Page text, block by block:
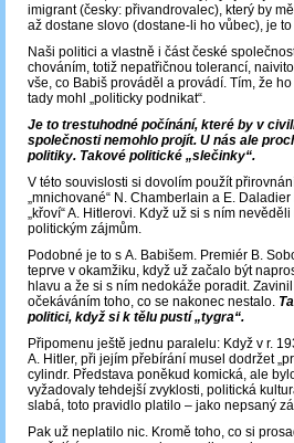
imigrant (česky: přivandrovalec), který by
až dostane slovo (dostane-li ho vůbec), je
Naši politici a vlastně i část české
chováním, totiž nepatřičnou tolerancí,
vše, co Babiš prováděl a provádí. Tím, že
tady mohl „politicky podnikat“.
Je to trestuhodné počínání, které by v
společnosti nemohlo projít. U nás ale
politiky. Takové politické „slečinky“.
V této souvislosti si dovolím použít
„mnichované“ N. Chamberlain a E.
„křoví“ A. Hitlerovi. Když už si s ním
politickým zájmům.
Podobné je to s A. Babišem. Premiér B.
teprve v okamžiku, když už začalo být
hlavu a že si s ním nedokáže poradit.
očekáváním toho, co se nakonec nestalo.
politici, když si k tělu pustí „tygra“.
Připomenu ještě jednu paralelu: Když v r.
A. Hitler, při jejím přebírání musel dodržet
cylindr. Představa poněkud komická, ale
vyžadovaly tehdejší zvyklosti, politická
slabá, toto pravidlo platilo – jako nepsaný
Pak už neplatilo nic. Kromě toho, co si